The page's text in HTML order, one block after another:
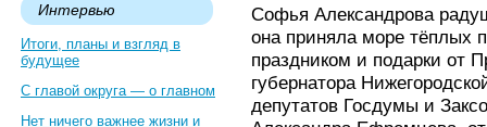
Интервью
Итоги, планы и взгляд в
будущее
С главой округа — о главном
Нет ничего важнее жизни и
Софья Александрова
она приняла море тёплых
праздником и подарки от
губернатора
депутатов Госдумы и